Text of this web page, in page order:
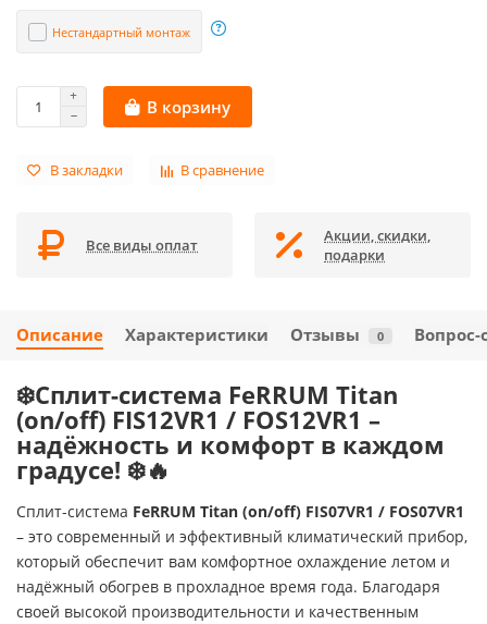
Нестандартный монтаж
В корзину
В закладки В сравнение
Все виды оплат
Акции, скидки,
подарки
Описание Характеристики Отзывы 0 Вопрос-
❄️Сплит-система FeRRUM Titan
(on/off) FIS12VR1 / FOS12VR1 –
надёжность и комфорт в каждом
градусе! ❄️🔥
Сплит-система FeRRUM Titan (on/off) FIS07VR1 / FOS07VR1
– это современный и эффективный климатический прибор,
который обеспечит вам комфортное охлаждение летом и
надёжный обогрев в прохладное время года. Благодаря
своей высокой производительности и качественным